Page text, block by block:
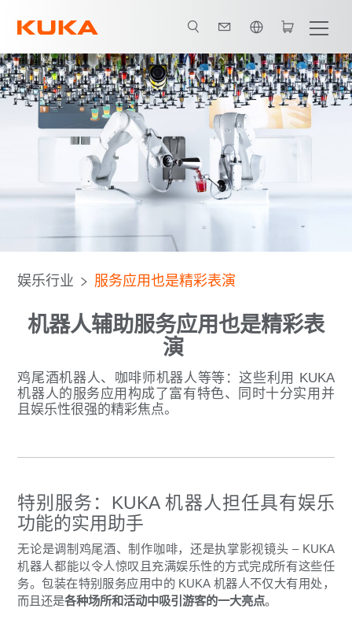
娱乐行业 服务应用也是精彩表演
机器人辅助服务应用也是精彩表
演
鸡尾酒机器人、咖啡师机器人等等：这些利用 KUKA
机器人的服务应用构成了富有特色、同时十分实用并
且娱乐性很强的精彩焦点。
特别服务：KUKA 机器人担任具有娱乐
功能的实用助手
无论是调制鸡尾酒、制作咖啡，还是执掌影视镜头 – KUKA
机器人都能以令人惊叹且充满娱乐性的方式完成所有这些任
务。包装在特别服务应用中的 KUKA 机器人不仅大有用处，
而且还是各种场所和活动中吸引游客的一大亮点。